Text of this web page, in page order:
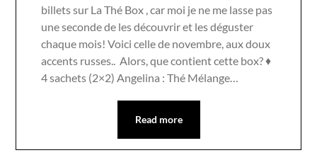
billets sur La Thé Box , car moi je ne me lasse pas
une seconde de les découvrir et les déguster
chaque mois! Voici celle de novembre, aux doux
accents russes.. Alors, que contient cette box? ♦
4 sachets (2×2) Angelina : Thé Mélange…
Read more